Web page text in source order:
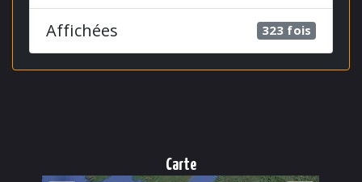
Affichées 323 fois
Carte